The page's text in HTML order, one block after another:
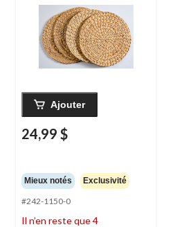
Ajouter
24,99 $
Mieux notés Exclusivité
#242-1150-0
Il n’en reste que 4